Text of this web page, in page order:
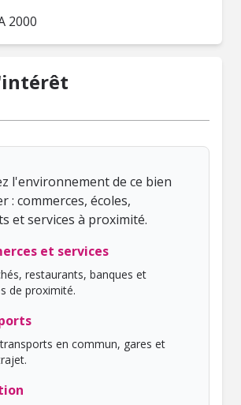
2000
l'environnement de ce bien
: commerces, écoles,
et services à proximité.
et services
restaurants, banques et
de proximité.
en commun, gares et